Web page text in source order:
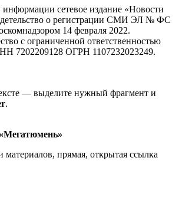
информации сетевое издание «Новости
о регистрации СМИ ЭЛ № ФС
14 февраля 2022.
с ограниченной ответственностью
7202209128 ОГРН 1107232023249.
— выделите нужный фрагмент и
.
«Мегатюмень»
прямая, открытая ссылка